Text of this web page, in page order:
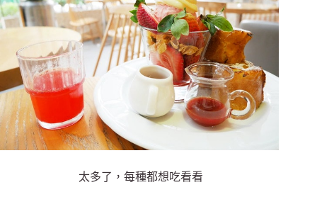
太多了，每種都想吃看看